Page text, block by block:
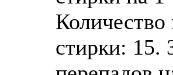
стирки: 15.